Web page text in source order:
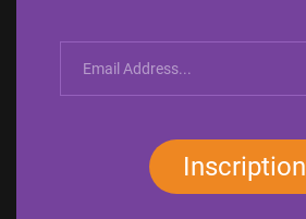
Inscription